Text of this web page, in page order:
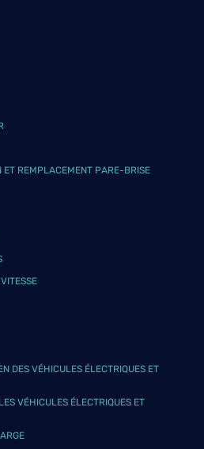
ET REMPLACEMENT PARE-BRISE
DES VÉHICULES ÉLECTRIQUES ET
VÉHICULES ÉLECTRIQUES ET